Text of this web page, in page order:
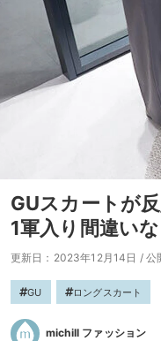
GUスカートが
1軍入り間違い
更新日：2023年12月14日 / 公
GU ロングスカート
michill ファッション